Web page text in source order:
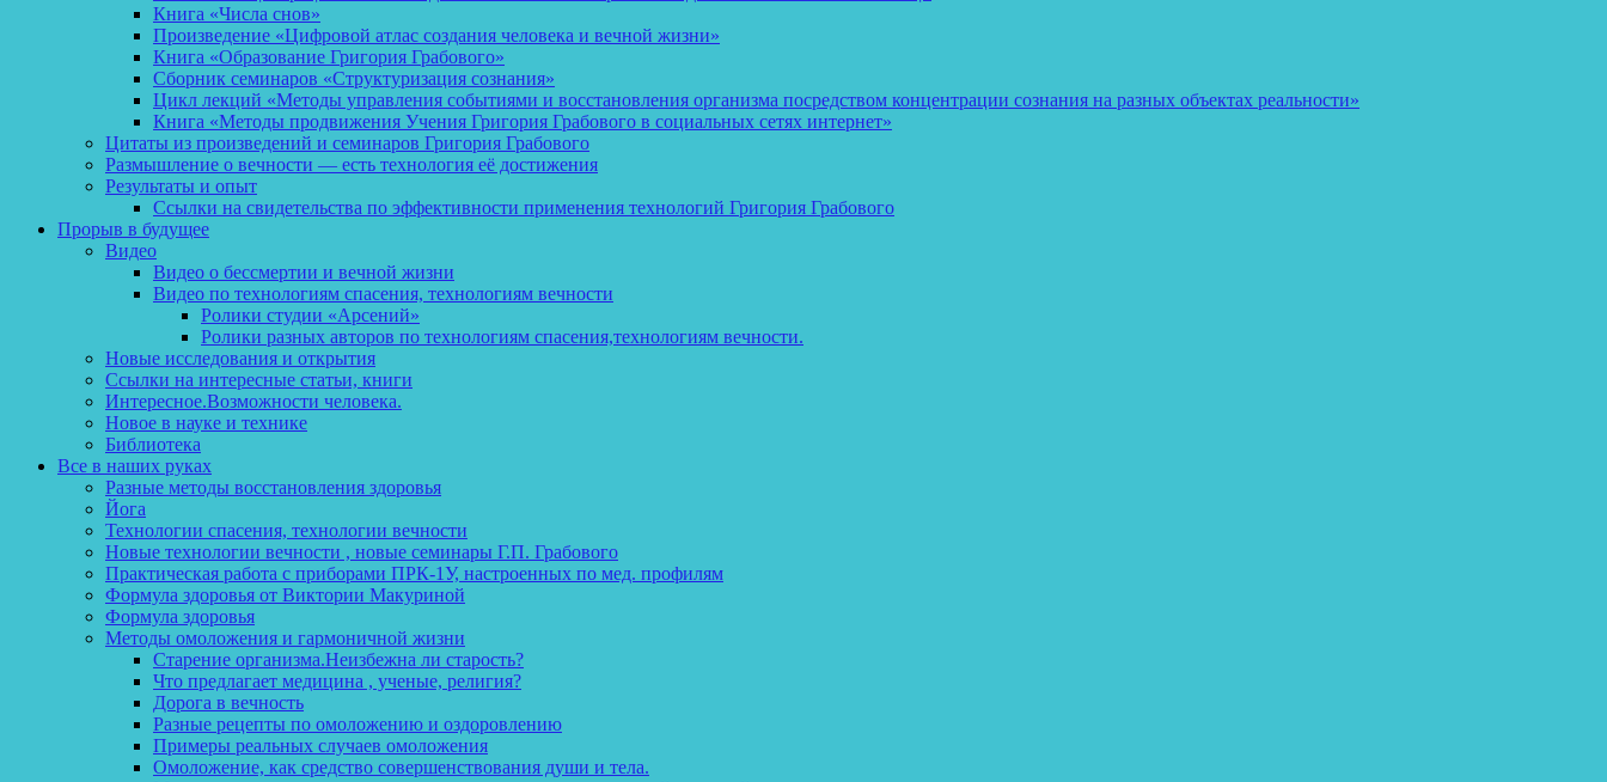
Книга «Числа снов»
Произведение «Цифровой атлас создания человека и вечной жизни»
Книга «Образование Григория Грабового»
Сборник семинаров «Структуризация сознания»
Цикл лекций «Методы управления событиями и восстановления организма посредством концентрации сознания на разных объектах реальности»
Книга «Методы продвижения Учения Григория Грабового в социальных сетях интернет»
Цитаты из произведений и семинаров Григория Грабового
Размышление о вечности — есть технология её достижения
Результаты и опыт
Ссылки на свидетельства по эффективности применения технологий Григория Грабового
Прорыв в будущее
Видео
Видео о бессмертии и вечной жизни
Видео по технологиям спасения, технологиям вечности
Ролики студии «Арсений»
Ролики разных авторов по технологиям спасения,технологиям вечности.
Новые исследования и открытия
Ссылки на интересные статьи, книги
Интересное.Возможности человека.
Новое в науке и технике
Библиотека
Все в наших руках
Разные методы восстановления здоровья
Йога
Технологии спасения, технологии вечности
Новые технологии вечности , новые семинары Г.П. Грабового
Практическая работа с приборами ПРК-1У, настроенных по мед. профилям
Формула здоровья от Виктории Макуриной
Формула здоровья
Методы омоложения и гармоничной жизни
Старение организма.Неизбежна ли старость?
Что предлагает медицина , ученые, религия?
Дорога в вечность
Разные рецепты по омоложению и оздоровлению
Примеры реальных случаев омоложения
Омоложение, как средство совершенствования души и тела.